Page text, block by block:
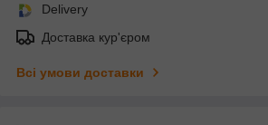
Delivery
Доставка кур'єром
Всі умови доставки